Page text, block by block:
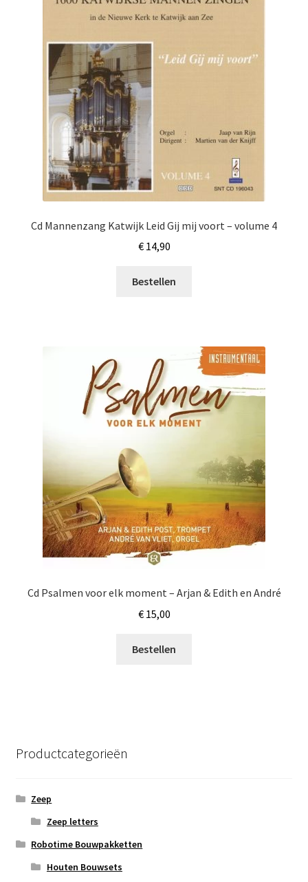
Cd Mannenzang Katwijk Leid Gij mij voort – volume 4
€14,90
Bestellen
Cd Psalmen voor elk moment – Arjan & Edith en André
€15,00
Bestellen
Productcategorieën
Zeep
Zeep letters
Robotime Bouwpakketten
Houten Bouwsets